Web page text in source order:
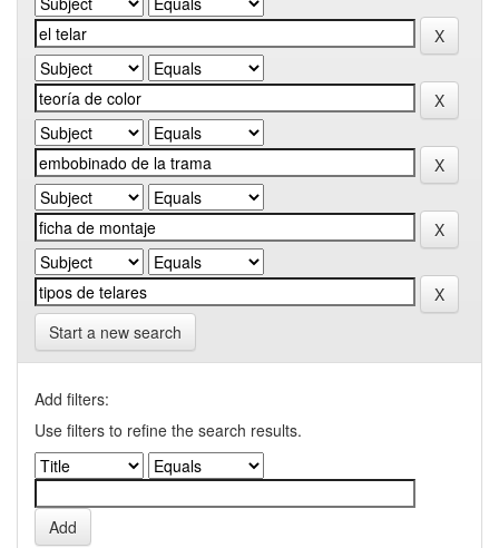
Start a new search
Add filters:
Use filters to refine the search results.